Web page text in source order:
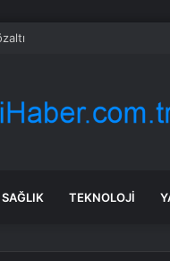
SAĞLIK TEKNOLOJI